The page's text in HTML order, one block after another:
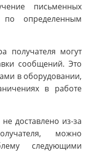
письменных
определенным
получателя могут
сообщений. Это
в оборудовании,
в работе
доставлено из-за
можно
следующими